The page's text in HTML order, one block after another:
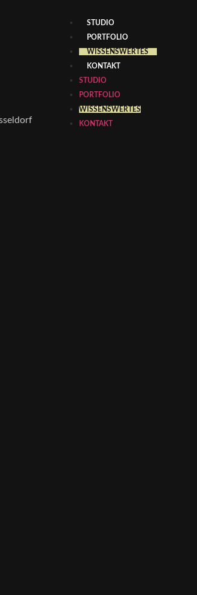
STUDIO
PORTFOLIO
WISSENSWERTES
KONTAKT
STUDIO
PORTFOLIO
WISSENSWERTES
KONTAKT